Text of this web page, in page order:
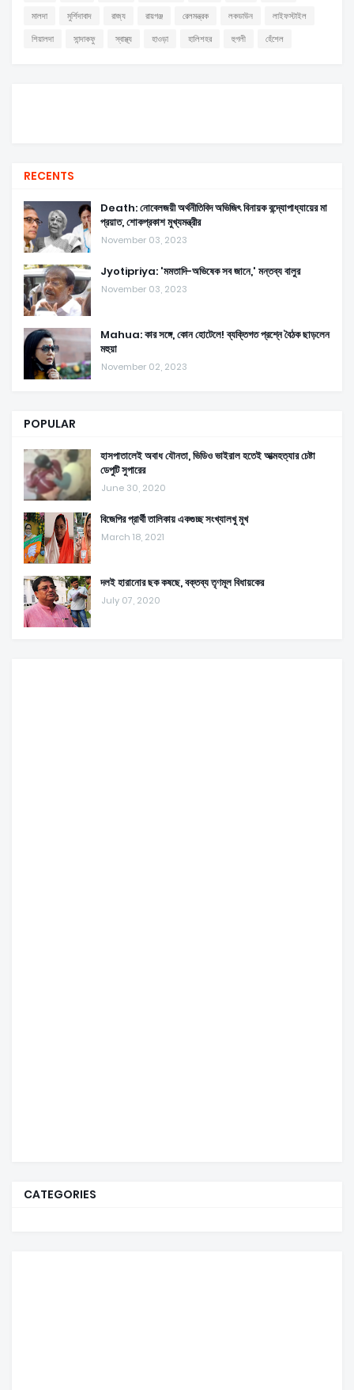
মালদা
মুর্শিদাবাদ রাজ্য রায়গঞ্জ রেলমন্ত্রক লকডাউন
লাইফস্টাইল
শিয়ালদা
সান্দাকফু স্বাস্থ্য হাওড়া হালিশহর হুগলী হেঁশেল
RECENTS
Death: নোবেলজয়ী অর্থনীতিবিদ অভিজিৎ বিনায়ক বন্দ্যোপাধ্যায়ের মা
প্রয়াত, শোকপ্রকাশ মুখ্যমন্ত্রীর
November 03, 2023
Jyotipriya: 'মমতাদি-অভিষেক সব জানে,' মন্তব্য বালুর
November 03, 2023
Mahua: কার সঙ্গে, কোন হোটেলে! ব্যক্তিগত প্রশ্নে বৈঠক ছাড়লেন
মহুয়া
November 02, 2023
POPULAR
হাসপাতালেই অবাধ যৌনতা, ভিডিও ভাইরাল হতেই আত্মহত্যার চেষ্টা
ডেপুটি সুপারের
June 30, 2020
বিজেপির প্রার্থী তালিকায় একগুচ্ছ সংখ্যালখু মুখ
March 18, 2021
দলই হারানোর ছক কষছে, বক্তব্য তৃণমূল বিধায়কের
July 07, 2020
CATEGORIES